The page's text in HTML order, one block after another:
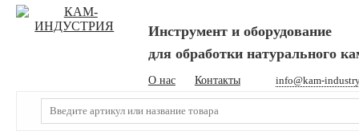
Инструмент и оборудование
для обработки натурального
О нас Контакты info@kam-